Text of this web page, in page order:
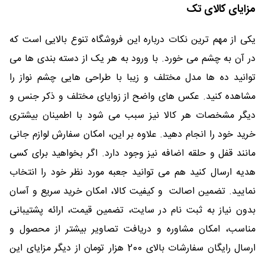
مزایای کالای تک
یکی از مهم ترین نکات درباره این فروشگاه تنوع بالایی است که
در آن به چشم می خورد. با ورود به هر یک از دسته بندی ها می
توانید ده ها مدل مختلف و زیبا با طراحی هایی چشم نواز را
مشاهده کنید. عکس های واضح از زوایای مختلف و ذکر جنس و
دیگر مشخصات هر کالا نیز سبب می شود با اطمینان بیشتری
خرید خود را انجام دهید. علاوه بر این، امکان سفارش لوازم جانی
مانند قفل و حلقه اضافه نیز وجود دارد. اگر بخواهید برای کسی
هدیه ارسال کنید هم می توانید جعبه مورد نظر خود را انتخاب
نمایید. تضمین اصالت و کیفیت کالا، امکان خرید سریع و آسان
بدون نیاز به ثبت نام در سایت، تضمین قیمت، ارائه پشتیبانی
مناسب، امکان مشاوره و دریافت تصاویر بیشتر از محصول و
ارسال رایگان سفارشات بالای 200 هزار تومان از دیگر مزایای این